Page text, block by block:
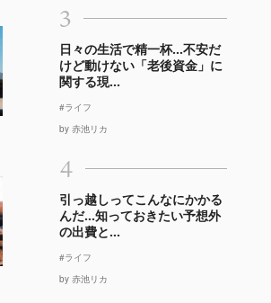
3
日々の生活で精一杯…不安だ
けど動けない「老後資金」に
関する現...
#ライフ
by 赤池リカ
4
引っ越しってこんなにかかる
んだ…知っておきたい予想外
の出費と...
#ライフ
by 赤池リカ